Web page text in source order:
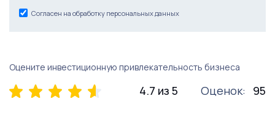
Согласен на обработку персональных данных
Оцените инвестиционную привлекательность бизнеса
4.7 из 5 Оценок: 95